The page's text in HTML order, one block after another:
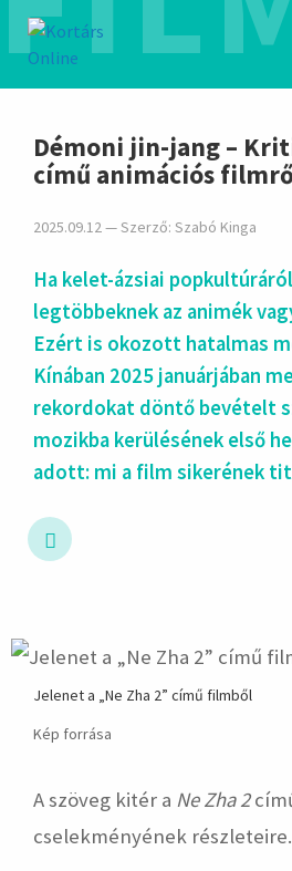
hirdetés
Démoni jin-jang –
című animációs
2025.09.12 — Szerző: Szabó Kinga
Ha kelet-ázsiai
legtöbbeknek az animék
Ezért is okozott hatalmas
Kínában 2025 januárjában
rekordokat döntő bevételt
mozikba kerülésének első
adott: mi a film sikerének
hirdetés
Jelenet a „Ne Zha 2” című filmből
Kép forrása
A szöveg kitér a Ne Zha 2
cselekményének részleteire.